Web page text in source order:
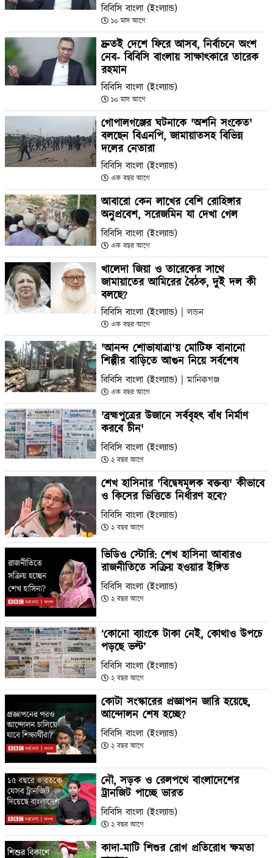
বিবিসি বাংলা (ইংল্যান্ড)
১০ মাস আগে
দ্রুতই দেশে ফিরে আসব, নির্বাচনে অংশ
নেব- বিবিসি বাংলায় সাক্ষাৎকারে তারেক
রহমান
বিবিসি বাংলা (ইংল্যান্ড)
১০ মাস আগে
গোপালগঞ্জের ঘটনাকে 'অশনি সংকেত'
বলছেন বিএনপি, জামায়াতসহ বিভিন্ন
দলের নেতারা
বিবিসি বাংলা (ইংল্যান্ড)
এক বছর আগে
আবারো কেন লাখের বেশি রোহিঙ্গার
অনুপ্রবেশ, সরেজমিন যা দেখা গেল
বিবিসি বাংলা (ইংল্যান্ড)
এক বছর আগে
খালেদা জিয়া ও তারেকের সাথে
জামায়াতের আমিরের বৈঠক, দুই দল কী
বলছে?
বিবিসি বাংলা (ইংল্যান্ড) | লন্ডন
এক বছর আগে
'আনন্দ শোভাযাত্রা'য় মোটিফ বানানো
শিল্পীর বাড়িতে আগুন নিয়ে সর্বশেষ
বিবিসি বাংলা (ইংল্যান্ড) | মানিকগঞ্জ
এক বছর আগে
'ব্রহ্মপুত্রের উজানে সর্ববৃহৎ বাঁধ নির্মাণ
করবে চীন'
বিবিসি বাংলা (ইংল্যান্ড)
২ বছর আগে
শেখ হাসিনার 'বিদ্বেষমূলক বক্তব্য' কীভাবে
ও কিসের ভিত্তিতে নির্ধারণ হবে?
বিবিসি বাংলা (ইংল্যান্ড)
২ বছর আগে
ভিডিও স্টোরি: শেখ হাসিনা আবারও
রাজনীতিতে সক্রিয় হওয়ার ইঙ্গিত
বিবিসি বাংলা (ইংল্যান্ড)
২ বছর আগে
‘কোনো ব্যাংকে টাকা নেই, কোথাও উপচে
পড়ছে ভল্ট’
বিবিসি বাংলা (ইংল্যান্ড)
২ বছর আগে
কোটা সংস্কারের প্রজ্ঞাপন জারি হয়েছে,
আন্দোলন শেষ হচ্ছে?
বিবিসি বাংলা (ইংল্যান্ড)
২ বছর আগে
নৌ, সড়ক ও রেলপথে বাংলাদেশের
ট্রানজিট পাচ্ছে ভারত
বিবিসি বাংলা (ইংল্যান্ড)
২ বছর আগে
কাদা-মাটি শিশুর রোগ প্রতিরোধ ক্ষমতা